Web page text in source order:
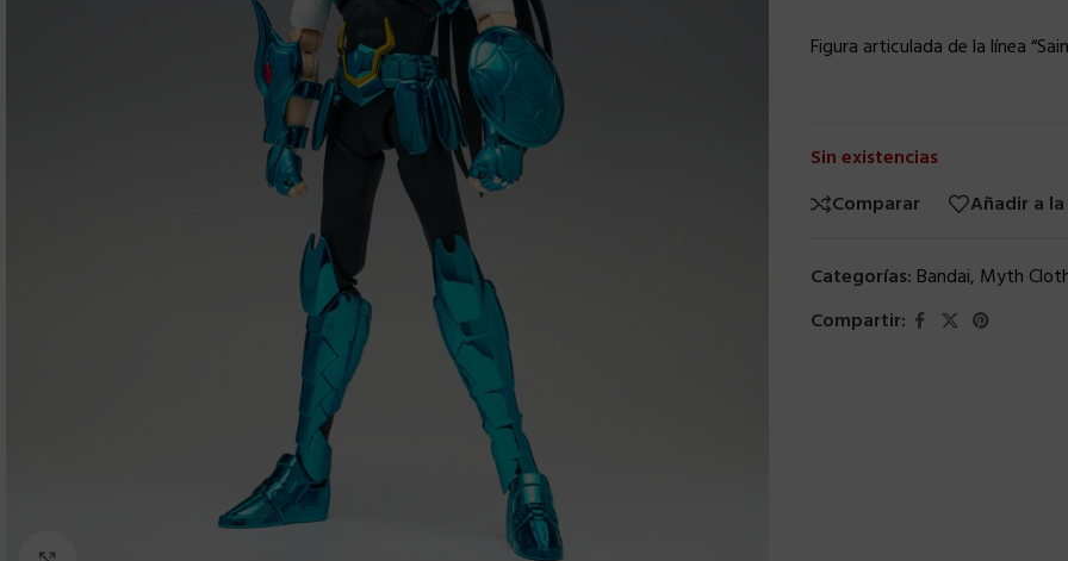
Figura articulada de la línea
Sin existencias
Comparar
Añadir a
Categorías: Bandai, Myth
Compartir: